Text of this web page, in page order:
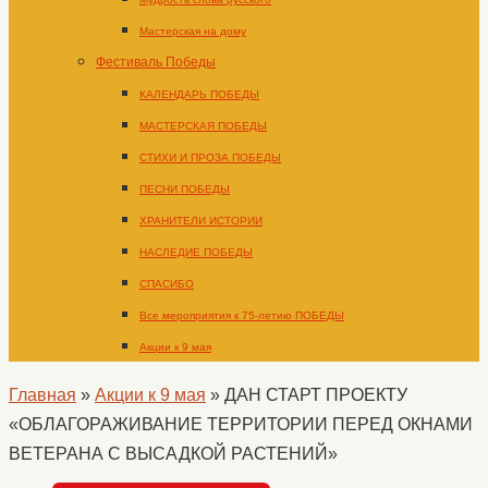
Мастерская на дому
Фестиваль Победы
КАЛЕНДАРЬ ПОБЕДЫ
МАСТЕРСКАЯ ПОБЕДЫ
СТИХИ И ПРОЗА ПОБЕДЫ
ПЕСНИ ПОБЕДЫ
ХРАНИТЕЛИ ИСТОРИИ
НАСЛЕДИЕ ПОБЕДЫ
СПАСИБО
Все мероприятия к 75-летию ПОБЕДЫ
Акции к 9 мая
Главная » Акции к 9 мая » ДАН СТАРТ ПРОЕКТУ
«ОБЛАГОРАЖИВАНИЕ ТЕРРИТОРИИ ПЕРЕД ОКНАМИ
ВЕТЕРАНА С ВЫСАДКОЙ РАСТЕНИЙ»